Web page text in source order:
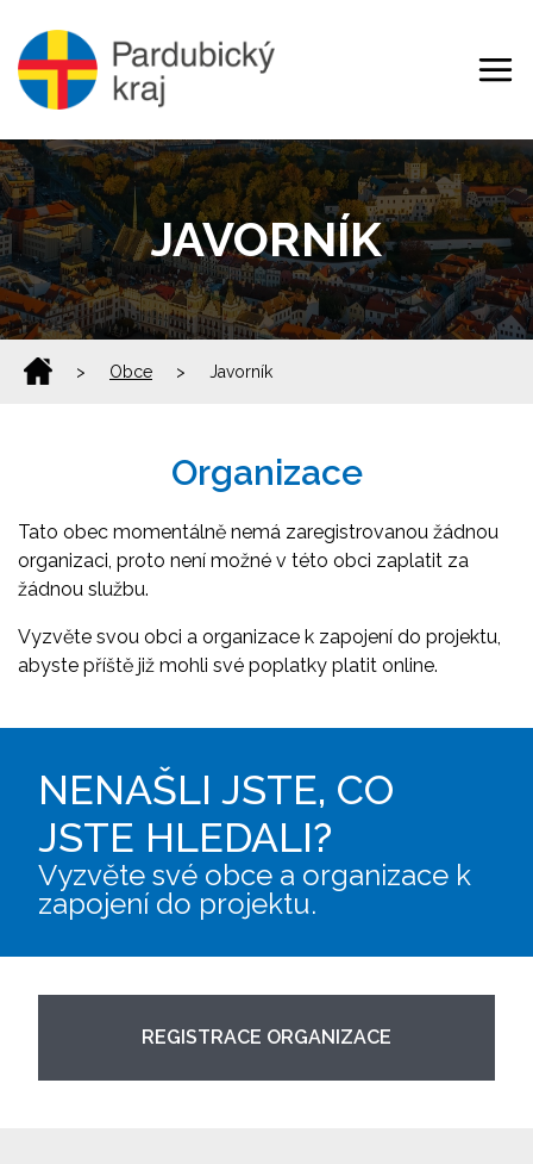
JAVORNÍK
> Obce > Javorník
Organizace
Tato obec momentálně nemá zaregistrovanou žádnou
organizaci, proto není možné v této obci zaplatit za
žádnou službu.
Vyzvěte svou obci a organizace k zapojení do projektu,
abyste příště již mohli své poplatky platit online.
NENAŠLI JSTE, CO
JSTE HLEDALI?
Vyzvěte své obce a organizace k
zapojení do projektu.
REGISTRACE ORGANIZACE